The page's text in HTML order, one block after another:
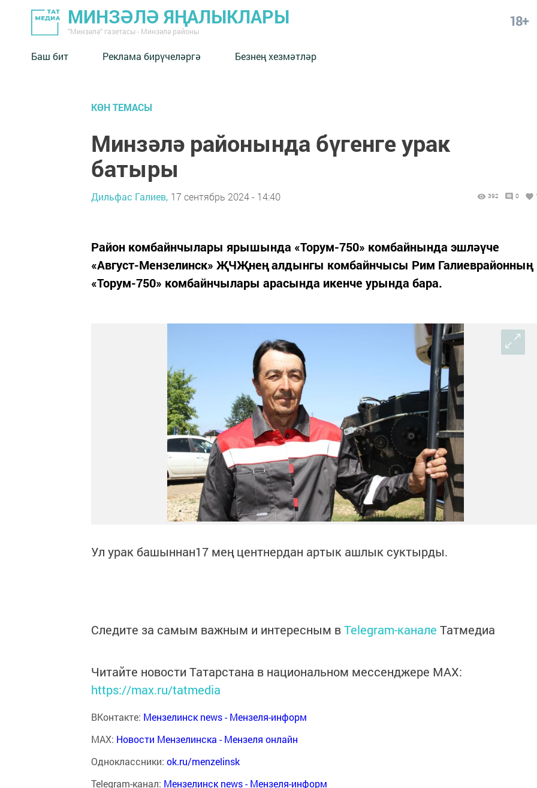
МИНЗӘЛӘ ЯҢАЛЫКЛАРЫ
"Минзәлә" газетасы - Минзәлә районы
18+
Баш бит Реклама бирүчеләргә Безнең хезмәтләр
КӨН ТЕМАСЫ
Минзәлә районында бүгенге урак
батыры
Дильфас Галиев, 17 сентябрь 2024 - 14:40 392 0
Район комбайнчылары ярышында «Торум-750» комбайнында эшләүче
«Август-Мензелинск» ҖЧҖнең алдынгы комбайнчысы Рим Галиеврайонның
«Торум-750» комбайнчылары арасында икенче урында бара.
Ул урак башыннан17 мең центнердан артык ашлык суктырды.
Следите за самым важным и интересным вTelegram-канале Татмедиа
Читайте новости Татарстана в национальном мессенджере MАХ:
https://max.ru/tatmedia
ВКонтакте: Мензелинск news - Мензеля-информ
MAX: Новости Мензелинска - Мензеля онлайн
Одноклассники: ok.ru/menzelinsk
Telegram-канал: Мензелинск news - Мензеля-информ